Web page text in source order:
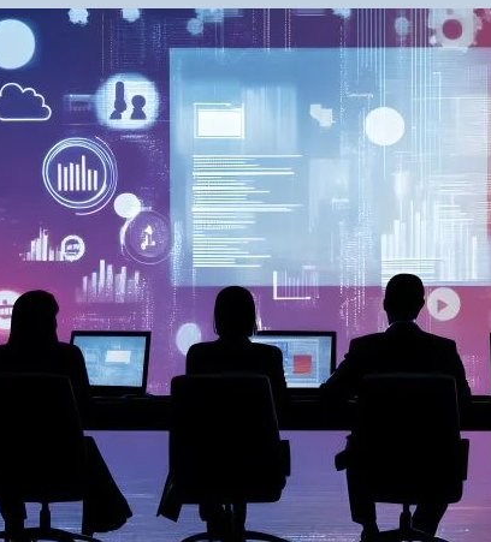
Bronschhofen
Brugg
Brugg AG
Brütten
Bubendorf
Bubikon
Buchs (SG)
Burgdorf
Bäretswil
Bülach
Davos Platz 1